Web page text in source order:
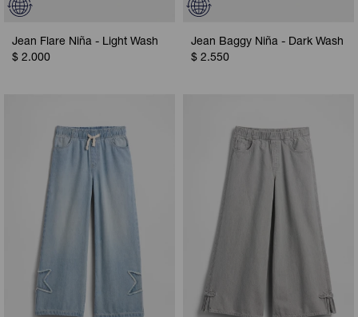
Jean Flare Niña - Light Wash
$ 2.000
Jean Baggy Niña - Dark Wash
$ 2.550